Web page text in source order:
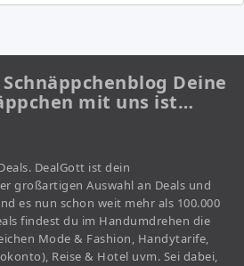
Deine
mit uns ist…
DealGott ist dein
großartigen Auswahl an Deals und
es nun schon weit mehr als 100.000
findest du im Handumdrehen die
Mode & Fashion, Handytarife,
Reise & Hotel uvm. Sei dabei,